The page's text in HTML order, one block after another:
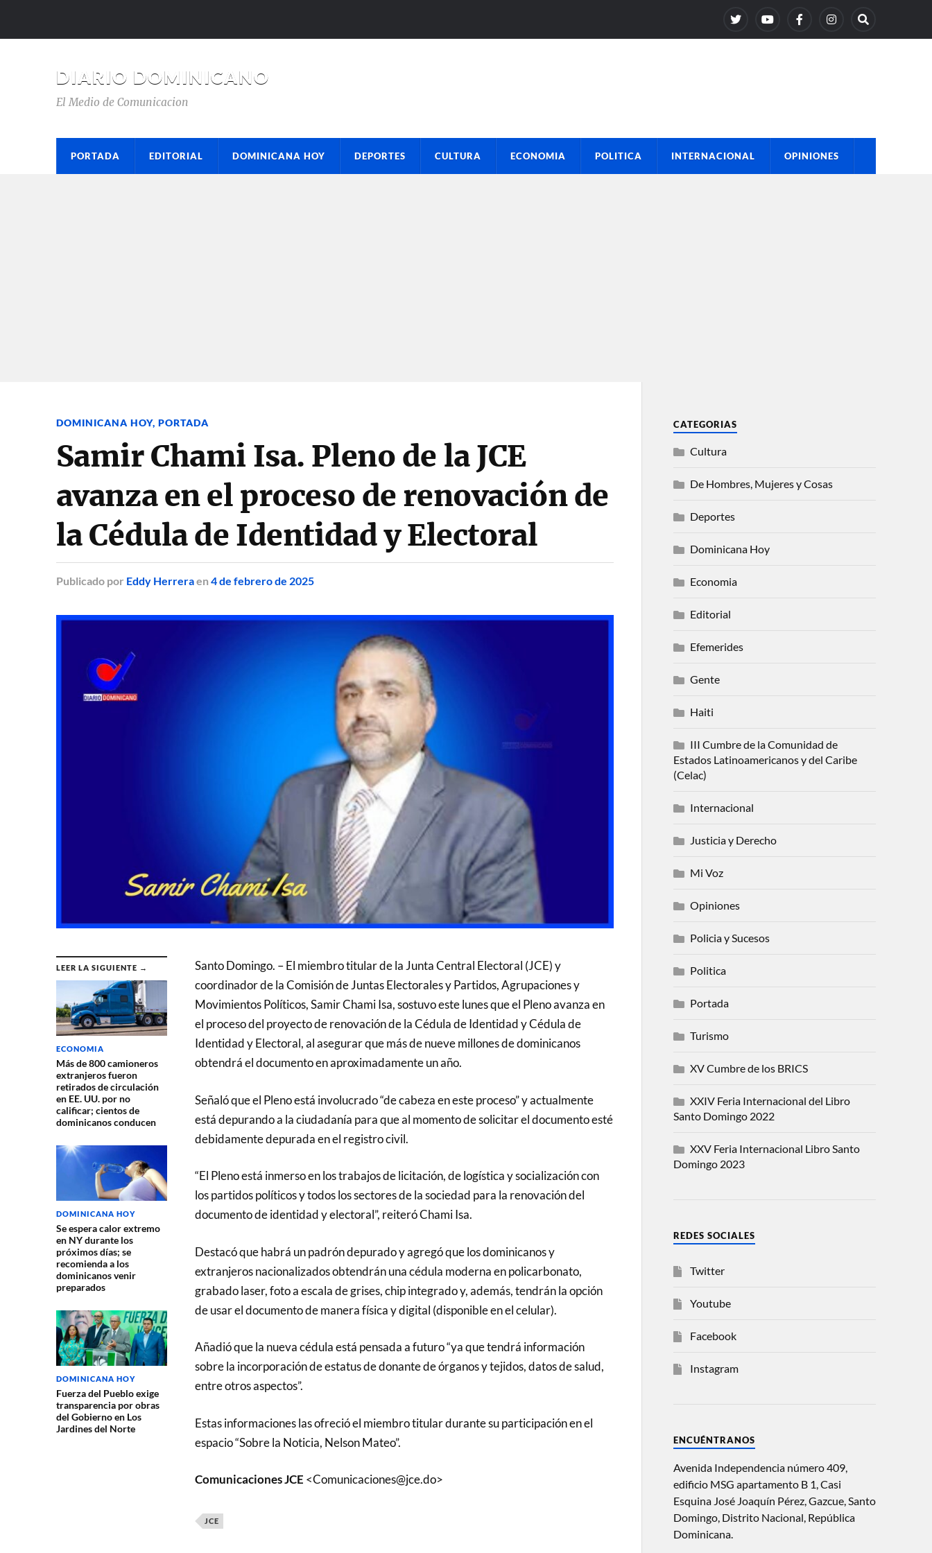
DIARIO DOMINICANO
El Medio de Comunicacion
PORTADA EDITORIAL DOMINICANA HOY DEPORTES CULTURA ECONOMIA POLITICA INTERNACIONAL OPINIONES
DOMINICANA HOY, PORTADA
Samir Chami Isa. Pleno de la JCE
avanza en el proceso de renovación de
la Cédula de Identidad y Electoral
Publicado por Eddy Herreraen 4 de febrero de 2025
LEER LA SIGUIENTE →
ECONOMIA
Más de 800 camioneros
extranjeros fueron
retirados de circulación
en EE. UU. por no
calificar; cientos de
dominicanos conducen
DOMINICANA HOY
Se espera calor extremo
en NY durante los
próximos días; se
recomienda a los
dominicanos venir
preparados
DOMINICANA HOY
Fuerza del Pueblo exige
transparencia por obras
del Gobierno en Los
Jardines del Norte
Santo Domingo. – El miembro titular de la Junta Central Electoral (JCE) y
coordinador de la Comisión de Juntas Electorales y Partidos, Agrupaciones y
Movimientos Políticos, Samir Chami Isa, sostuvo este lunes que el Pleno avanza en
el proceso del proyecto de renovación de la Cédula de Identidad y Cédula de
Identidad y Electoral, al asegurar que más de nueve millones de dominicanos
obtendrá el documento en aproximadamente un año.
Señaló que el Pleno está involucrado “de cabeza en este proceso” y actualmente
está depurando a la ciudadanía para que al momento de solicitar el documento esté
debidamente depurada en el registro civil.
“El Pleno está inmerso en los trabajos de licitación, de logística y socialización con
los partidos políticos y todos los sectores de la sociedad para la renovación del
documento de identidad y electoral”, reiteró Chami Isa.
Destacó que habrá un padrón depurado y agregó que los dominicanos y
extranjeros nacionalizados obtendrán una cédula moderna en policarbonato,
grabado laser, foto a escala de grises, chip integrado y, además, tendrán la opción
de usar el documento de manera física y digital (disponible en el celular).
Añadió que la nueva cédula está pensada a futuro “ya que tendrá información
sobre la incorporación de estatus de donante de órganos y tejidos, datos de salud,
entre otros aspectos”.
Estas informaciones las ofreció el miembro titular durante su participación en el
espacio “Sobre la Noticia, Nelson Mateo”.
Comunicaciones JCE <Comunicaciones@jce.do>
JCE
CATEGORIAS
Cultura
De Hombres, Mujeres y Cosas
Deportes
Dominicana Hoy
Economia
Editorial
Efemerides
Gente
Haiti
III Cumbre de la Comunidad de
Estados Latinoamericanos y del Caribe
(Celac)
Internacional
Justicia y Derecho
Mi Voz
Opiniones
Policia y Sucesos
Politica
Portada
Turismo
XV Cumbre de los BRICS
XXIV Feria Internacional del Libro
Santo Domingo 2022
XXV Feria Internacional Libro Santo
Domingo 2023
REDES SOCIALES
Twitter
Youtube
Facebook
Instagram
ENCUÉNTRANOS
Avenida Independencia número 409,
edificio MSG apartamento B 1, Casi
Esquina José Joaquín Pérez, Gazcue, Santo
Domingo, Distrito Nacional, República
Dominicana.